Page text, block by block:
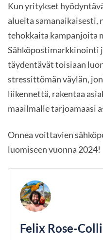
Kun yritykset
alueita samanaikaisesti,
tehokkaita kampanjoita
Sähköpostimarkkinointi
täydentävät toisiaan
stressittömän väylän,
liikennettä, rakentaa
maailmalle tarjoamaasi
Onnea voittavien
luomiseen vuonna 2024!
Felix Rose-